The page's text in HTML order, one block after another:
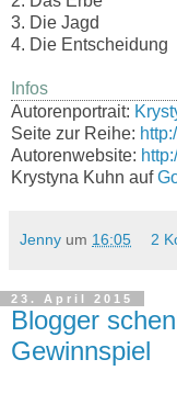
3. Die Jagd
4. Die Entscheidung
Infos
Autorenportrait:
Seite zur Reihe:
Autorenwebsite:
Krystyna Kuhn auf
Jenny um 16:05 2
23. April 2015
Blogger
Gewinnspiel